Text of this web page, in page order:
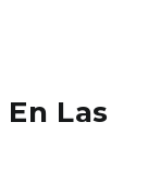
Las